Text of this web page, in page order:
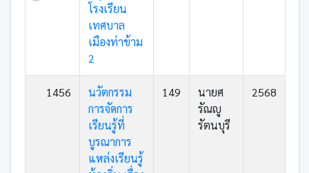
โรงเรียน
เทศบาล
เมืองท่าข้าม
2
1456
นวัตกรรม
การจัดการ
เรียนรู้ที่
บูรณาการ
แหล่งเรียนรู้
149
นายศ
รัณญู
รัตนบุรี
2568